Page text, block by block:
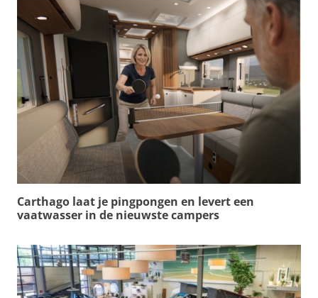
Carthago laat je pingpongen en levert een
vaatwasser in de nieuwste campers